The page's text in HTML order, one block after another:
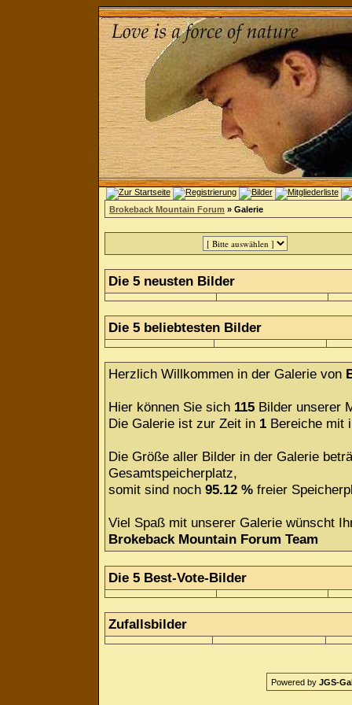
Brokeback Mountain Forum » Galerie
Die 5 neusten Bilder
Die 5 beliebtesten Bilder
Herzlich Willkommen in der Galerie von
Hier können Sie sich 115 Bilder unserer
Die Galerie ist zur Zeit in 1 Bereiche mit
Die Größe aller Bilder in der Galerie
Gesamtspeicherplatz,
somit sind noch 95.12 % freier
Viel Spaß mit unserer Galerie wünscht
Brokeback Mountain Forum Team
Die 5 Best-Vote-Bilder
Zufallsbilder
Powered by JGS-